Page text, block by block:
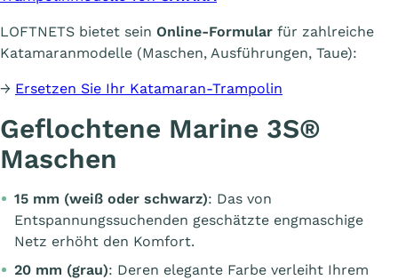
LOFTNETS bietet sein Online-Formular für zahlreiche
Katamaranmodelle (Maschen, Ausführungen, Taue):
→ Ersetzen Sie Ihr Katamaran-Trampolin
Geflochtene Marine 3S®
Maschen
15 mm (weiß oder schwarz): Das von
Entspannungssuchenden geschätzte engmaschige
Netz erhöht den Komfort.
20 mm (grau): Deren elegante Farbe verleiht Ihrem